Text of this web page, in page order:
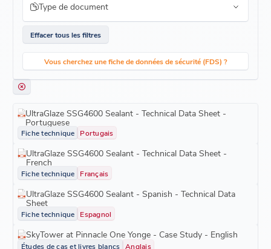
Type de document
Effacer tous les filtres
Vous cherchez une fiche de données de sécurité (FDS) ?
UltraGlaze SSG4600 Sealant - Technical Data Sheet -
Portuguese
Fiche technique Portugais
UltraGlaze SSG4600 Sealant - Technical Data Sheet -
French
Fiche technique Français
UltraGlaze SSG4600 Sealant - Spanish - Technical Data
Sheet
Fiche technique Espagnol
SkyTower at Pinnacle One Yonge - Case Study - English
Études de cas et livres blancs Anglais